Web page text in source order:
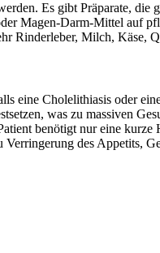
Es gibt Präparate,
Magen-Darm-Mittel auf
Rinderleber, Milch, Käse,
eine Cholelithiasis oder
was zu massiven
benötigt nur eine
des Appetits,